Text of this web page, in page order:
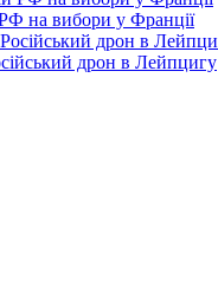
на вибори у Франції
дрон в Лейпцигу